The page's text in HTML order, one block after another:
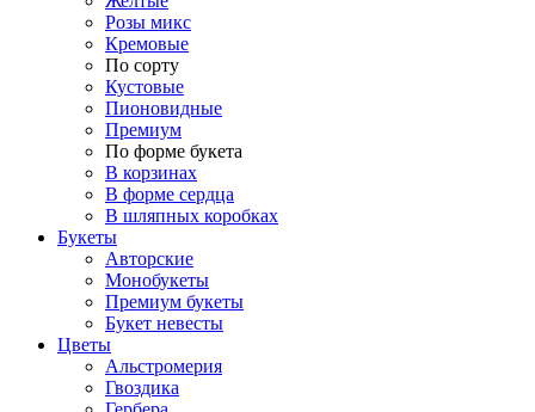
Розы микс
Кремовые
По сорту
Кустовые
Пионовидные
Премиум
По форме букета
В корзинах
В форме сердца
В шляпных коробках
Букеты
Авторские
Монобукеты
Премиум букеты
Букет невесты
Цветы
Альстромерия
Гвоздика